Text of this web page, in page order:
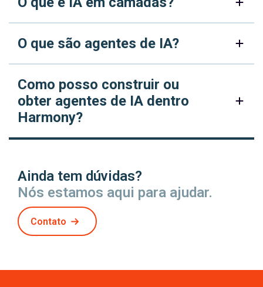
O que são agentes de IA?
Como posso construir ou
obter agentes de IA dentro
Harmony?
Ainda tem dúvidas?
Nós estamos aqui para ajudar.
Contato